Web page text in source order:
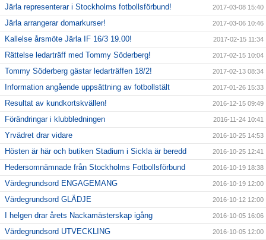
Järla representerar i Stockholms fotbollsförbund! 2017-03-08 15:40
Järla arrangerar domarkurser! 2017-03-06 10:46
Kallelse årsmöte Järla IF 16/3 19.00! 2017-02-15 11:34
Rättelse ledarträff med Tommy Söderberg! 2017-02-15 10:04
Tommy Söderberg gästar ledarträffen 18/2! 2017-02-13 08:34
Information angående uppsättning av fotbollstält 2017-01-26 15:33
Resultat av kundkortskvällen! 2016-12-15 09:49
Förändringar i klubbledningen 2016-11-24 10:41
Yrvädret drar vidare 2016-10-25 14:53
Hösten är här och butiken Stadium i Sickla är beredd 2016-10-25 12:41
Hedersomnämnade från Stockholms Fotbollsförbund 2016-10-19 18:38
Värdegrundsord ENGAGEMANG 2016-10-19 12:00
Värdegrundsord GLÄDJE 2016-10-12 12:00
I helgen drar årets Nackamästerskap igång 2016-10-05 16:06
Värdegrundsord UTVECKLING 2016-10-05 12:00